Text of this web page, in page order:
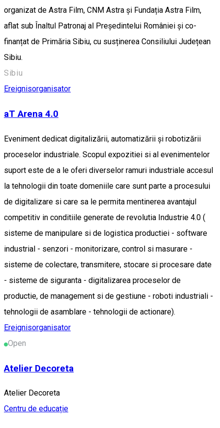
organizat de Astra Film, CNM Astra și Fundația Astra Film,
aflat sub Înaltul Patronaj al Președintelui României și co-
finanțat de Primăria Sibiu, cu susținerea Consiliului Județean
Sibiu.
Sibiu
Ereignisorganisator
aT Arena 4.0
Eveniment dedicat digitalizării, automatizării și robotizării
proceselor industriale. Scopul expozitiei si al evenimentelor
suport este de a le oferi diverselor ramuri industriale accesul
la tehnologii din toate domeniile care sunt parte a procesului
de digitalizare si care sa le permita mentinerea avantajul
competitiv in conditiile generate de revolutia Industrie 4.0 (
sisteme de manipulare si de logistica productiei - software
industrial - senzori - monitorizare, control si masurare -
sisteme de colectare, transmitere, stocare si procesare date
- sisteme de siguranta - digitalizarea proceselor de
productie, de management si de gestiune - roboti industriali -
tehnologii de asamblare - tehnologii de actionare).
Ereignisorganisator
Open
Atelier Decoreta
Atelier Decoreta
Centru de educație